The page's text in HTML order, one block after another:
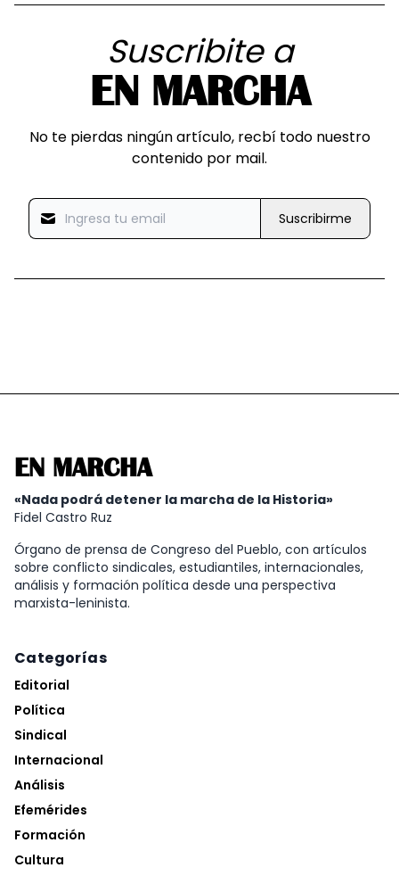
Suscribite a
EN MARCHA
No te pierdas ningún artículo, recbí todo nuestro
contenido por mail.
Suscribirme
EN MARCHA
«Nada podrá detener la marcha de la Historia»
Fidel Castro Ruz
Órgano de prensa de Congreso del Pueblo, con artículos
sobre conflicto sindicales, estudiantiles, internacionales,
análisis y formación política desde una perspectiva
marxista-leninista.
Categorías
Editorial
Política
Sindical
Internacional
Análisis
Efemérides
Formación
Cultura